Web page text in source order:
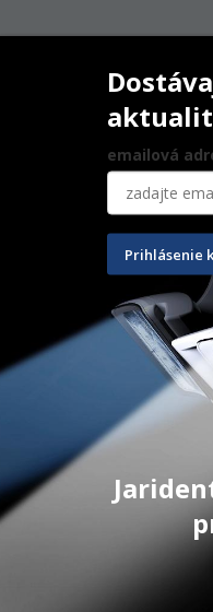
NX3 Light-Cure Syringe
1,8 g
emailová
Prihlásenie